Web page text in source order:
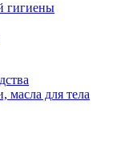
гигиены
масла для тела